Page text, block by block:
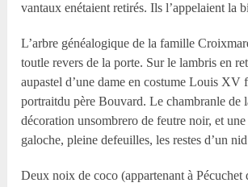
vantaux enétaient retirés. Ils l’appelaient la
L’arbre généalogique de la famille
toutle revers de la porte. Sur le lambris en
aupastel d’une dame en costume Louis XV
portraitdu père Bouvard. Le chambranle de
décoration unsombrero de feutre noir, et une
galoche, pleine defeuilles, les restes d’un
Deux noix de coco (appartenant à Pécuchet